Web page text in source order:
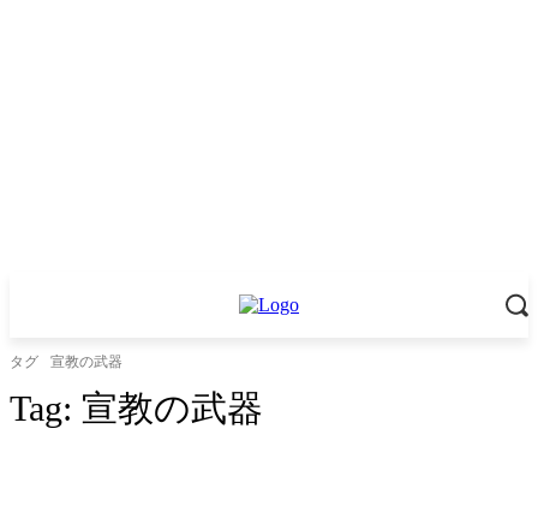
タグ 宣教の武器
Tag: 宣教の武器